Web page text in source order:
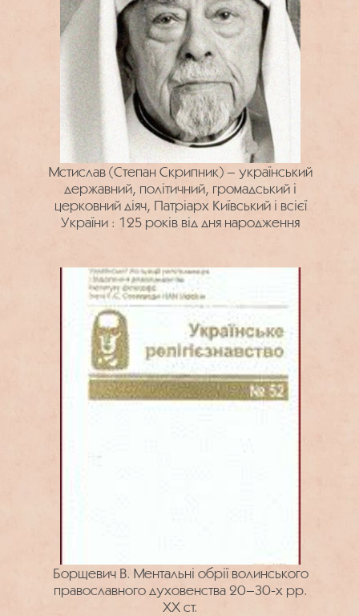
Мстислав (Степан Скрипник) – український
державний, політичний, громадський і
церковний діяч, Патріарх Київський і всієї
України : 125 років від дня народження
Борщевич В. Ментальні обрії волинського
православного духовенства 20–30-х рр.
ХХ ст.